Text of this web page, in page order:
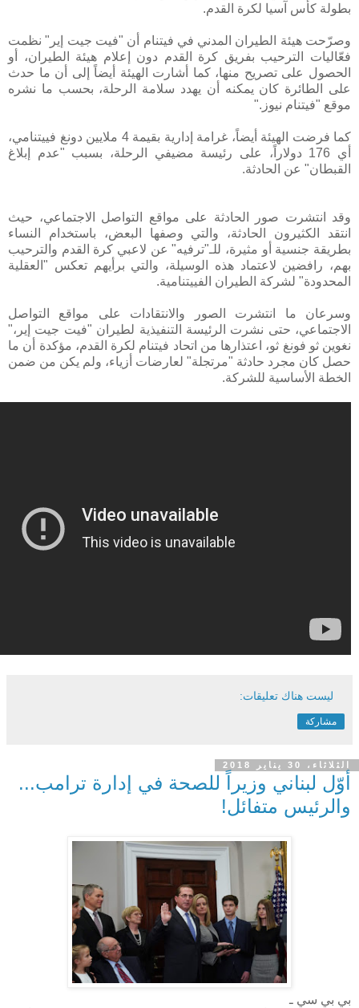
بطولة كأس آسيا لكرة القدم.
وصرّحت هيئة الطيران المدني في فيتنام أن "فيت جيت إير" نظمت
فعّاليات الترحيب بفريق كرة القدم دون إعلام هيئة الطيران، أو
الحصول على تصريح منها، كما أشارت الهيئة أيضاً إلى أن ما حدث
على الطائرة كان يمكنه أن يهدد سلامة الرحلة، بحسب ما نشره
موقع "فيتنام نيوز."
كما فرضت الهيئة أيضاً، غرامة إدارية بقيمة 4 ملايين دونغ فييتنامي،
أي 176 دولاراً، على رئيسة مضيفي الرحلة، بسبب "عدم إبلاغ
القبطان" عن الحادثة.
وقد انتشرت صور الحادثة على مواقع التواصل الاجتماعي، حيث
انتقد الكثيرون الحادثة، والتي وصفها البعض، باستخدام النساء
بطريقة جنسية أو مثيرة، للـ"ترفيه" عن لاعبي كرة القدم والترحيب
بهم، رافضين لاعتماد هذه الوسيلة، والتي برأيهم تعكس "العقلية
المحدودة" لشركة الطيران الفييتنامية.
وسرعان ما انتشرت الصور والانتقادات على مواقع التواصل
الاجتماعي، حتى نشرت الرئيسة التنفيذية لطيران "فيت جيت إير،"
نغوين ثو فونغ ثو، اعتذارها من اتحاد فيتنام لكرة القدم، مؤكدة أن ما
حصل كان مجرد حادثة "مرتجلة" لعارضات أزياء، ولم يكن من ضمن
الخطة الأساسية للشركة.
ليست هناك تعليقات:
مشاركة
الثلاثاء، 30 يناير 2018
أوّل لبناني وزيراً للصحة في إدارة ترامب...
والرئيس متفائل!
بي بي سي ـ